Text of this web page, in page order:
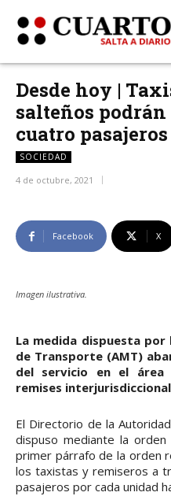
Desde hoy |
salteños
cuatro pasajeros
SOCIEDAD
4 de octubre, 2021
Facebook X
Imagen ilustrativa.
La medida dispuesta
de Transporte (AMT)
del servicio en el área
remises
El Directorio de la
dispuso mediante la
primer párrafo de la orden
los taxistas y remiseros a
pasajeros por cada unidad